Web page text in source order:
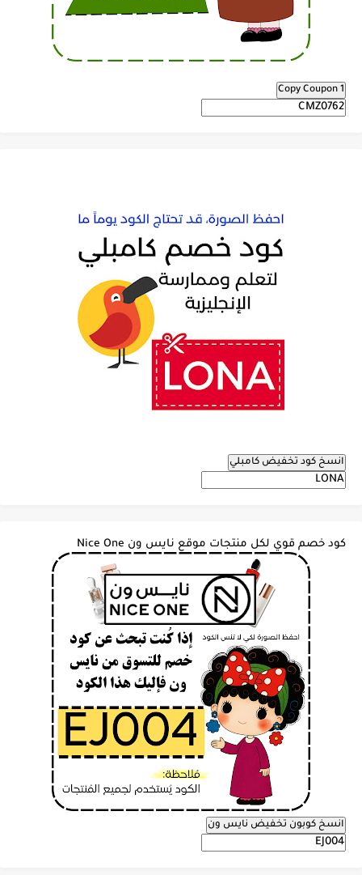
Copy Coupon 1
انسخ كود تخفيض كامبلي
كود خصم قوي لكل منتجات موقع نايس ون Nice One
انسخ كوبون تخفيض نايس ون